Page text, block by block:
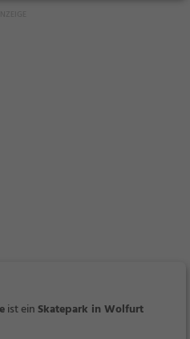
ist einSkatepark in Wolfurt